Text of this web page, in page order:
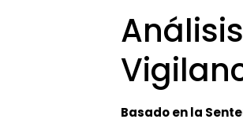
Basado en la